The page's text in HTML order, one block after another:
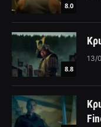
8.0
8.8
13/